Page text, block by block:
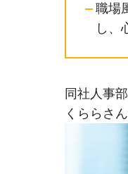
職場
し、
同社人事
くららさ